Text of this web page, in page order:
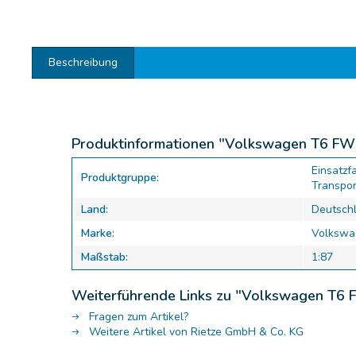
Beschreibung
Produktinformationen "Volkswagen T6
Produktgruppe:
Land:
Marke:
Maßstab:
1:87
Weiterführende Links zu "Volkswagen T6
Fragen zum Artikel?
Weitere Artikel von Rietze GmbH & Co. KG